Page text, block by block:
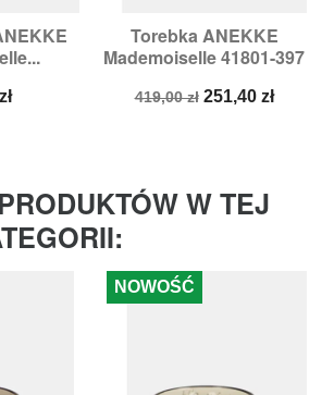
Torebka ANEKKE
Mademoiselle 41801-397
Cena
419,00 zł Cena
251,40 zł
W TEJ
NOWOŚĆ